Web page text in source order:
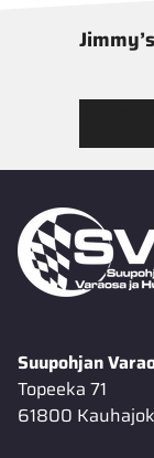
Suupohjan
Topeeka 71
61800